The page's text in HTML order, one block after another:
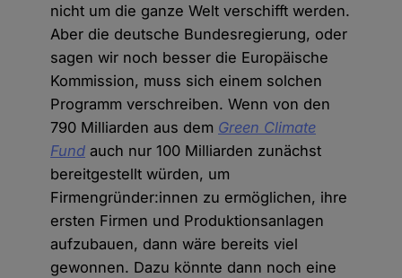
nicht um die ganze Welt verschifft werden.
Aber die deutsche Bundesregierung, oder
sagen wir noch besser die Europäische
Kommission, muss sich einem solchen
Programm verschreiben. Wenn von den
790 Milliarden aus dem Green Climate
Fund auch nur 100 Milliarden zunächst
bereitgestellt würden, um
Firmengründer:innen zu ermöglichen, ihre
ersten Firmen und Produktionsanlagen
aufzubauen, dann wäre bereits viel
gewonnen. Dazu könnte dann noch eine